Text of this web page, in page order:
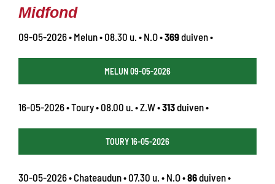
Midfond
09-05-2026 • Melun • 08.30 u. • N.O •369duiven •
MELUN 09-05-2026
16-05-2026 • Toury • 08.00 u. • Z.W •313duiven •
TOURY 16-05-2026
30-05-2026 • Chateaudun • 07.30 u. • N.O •86duiven •